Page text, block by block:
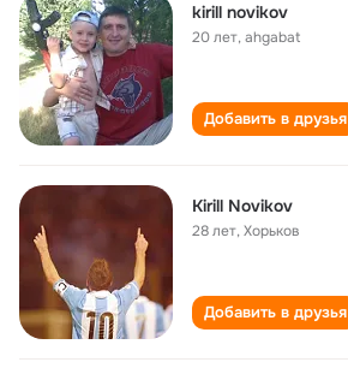
kirill novikov
20 лет,ahgabat
Добавить в друзья
Kirill Novikov
28 лет,Хорьков
Добавить в друзья